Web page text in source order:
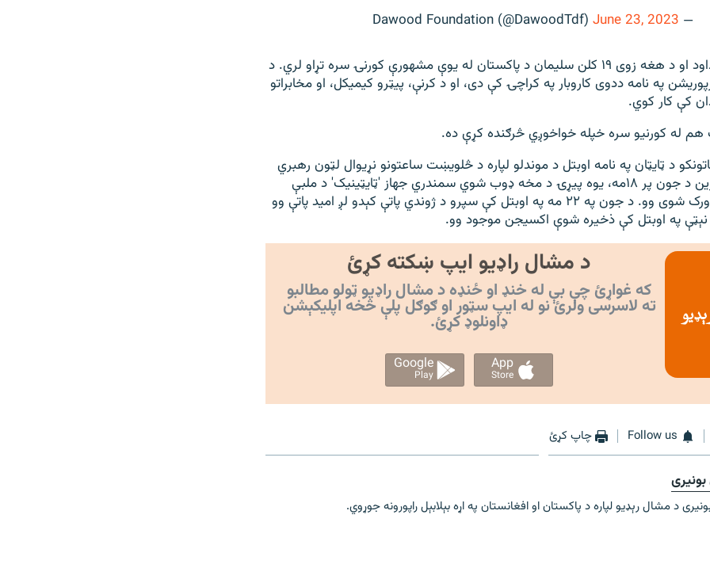
— Dawood Foundation (@DawoodTdf)
June 23, 2023
۴۸ کلن شهزاده داود او د هغه زوی ۱۹ کلن سلیمان د پاکستان له یوې مشهورې کورنۍ سره تړاو لري. د
په نامه ددوی کاروبار په کراچۍ کې دی، او د کرنې، پیټرو کیمیکل، او مخابراتو
کې کار کوي.
هم له کورنیو سره خپله خواخوږي څرګنده کړې ده.
د ټایټان په نامه اوبتل د موندلو لپاره د څلویښت ساعتونو نړیوال لټون رهبري
کوله. دا سب میرین د جون پر ۱۸مه، یوه پیړۍ د مخه ډوب شوي سمندري جهاز 'ټایټینیک' د ملبې
لیدو لپاره په لاره ورک شوی وو. د جون په ۲۲ مه په اوبتل کې سپرو د ژوندي پاتې کېدو لږ امید پاتې وو
په اوبتل کې ذخیره شوې اکسیجن موجود وو.
د مشال راډیو ایپ ښکته کړئ
که غواړئ چې بې له خنډ او ځنډه د مشال راډیو ټولو مطالبو
ته لاسرسی ولرئ نو له ایپ سټور او ګوګل پلې څخه اپليکېشن
ډاونلوډ کړئ.
App
Store
Google
Play
Follow us چاپ کړئ
د مشال رېډيو لپاره د پاکستان او افغانستان په اړه بېلابېل راپورونه جوړوي.